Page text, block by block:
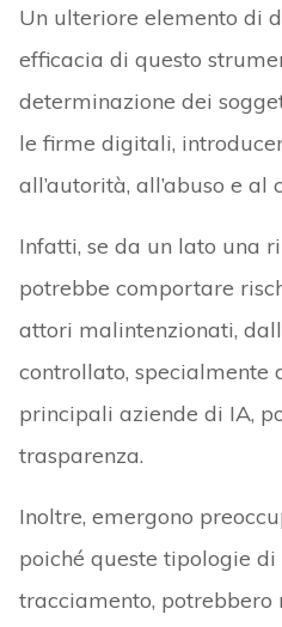
Un ulteriore elemento di
efficacia di questo
determinazione dei
le firme digitali,
all’autorità, all’abuso e al
Infatti, se da un lato una
potrebbe comportare
attori malintenzionati,
controllato, specialmente
principali aziende di IA,
trasparenza.
Inoltre, emergono
poiché queste tipologie di
tracciamento, potrebbero